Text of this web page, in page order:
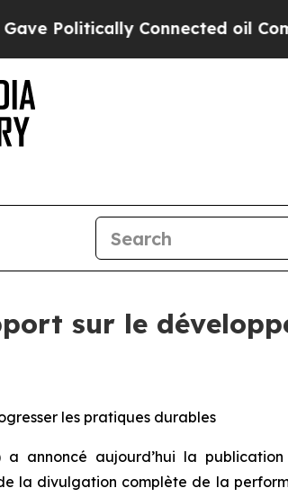
Connected oil Companies
sur le
les pratiques durables
a annoncé aujourd’hui la
la divulgation complète de la